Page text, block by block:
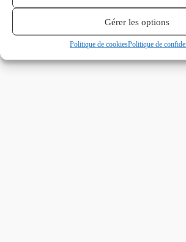
Gérer les options
Politique de cookiesPolitique de